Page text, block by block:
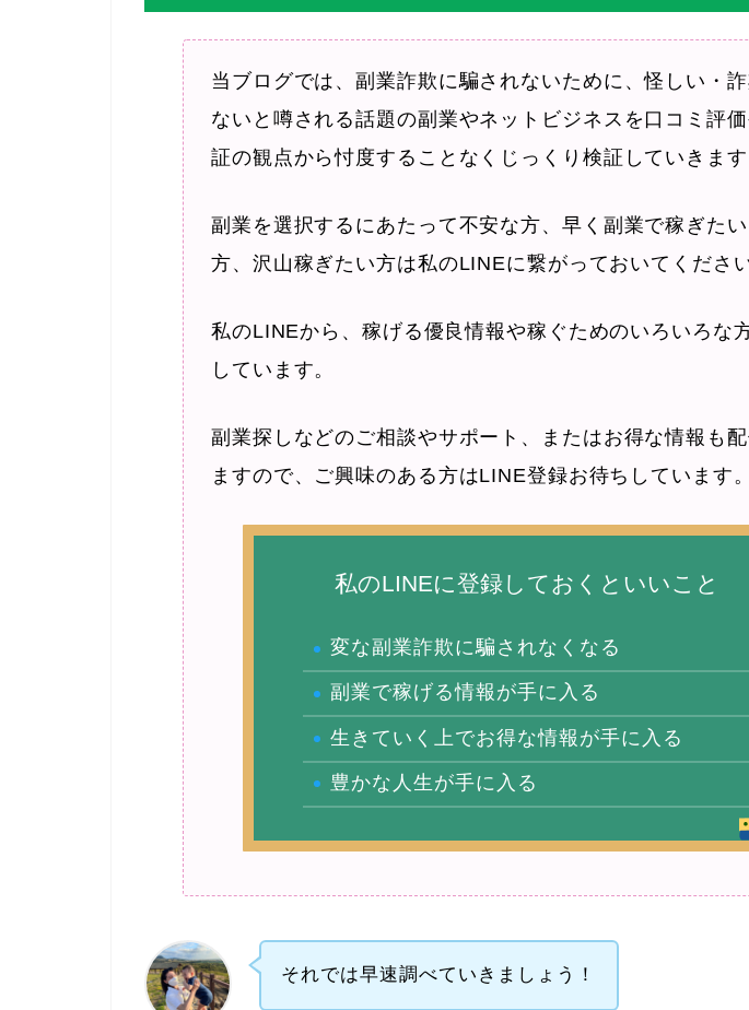
当ブログでは、副業詐欺に騙されないために、怪しい・
ないと噂される話題の副業やネットビジネスを口コミ評
証の観点から忖度することなくじっくり検証していきます
副業を選択するにあたって不安な方、早く副業で稼ぎたい
方、沢山稼ぎたい方は私のLINEに繋がっておいてください
私のLINEから、稼げる優良情報や稼ぐためのいろいろな
しています。
副業探しなどのご相談やサポート、またはお得な情報も
ますので、ご興味のある方はLINE登録お待ちしています。
私のLINEに登録しておくといいこと
変な副業詐欺に騙されなくなる
副業で稼げる情報が手に入る
生きていく上でお得な情報が手に入る
豊かな人生が手に入る
それでは早速調べていきましょう！